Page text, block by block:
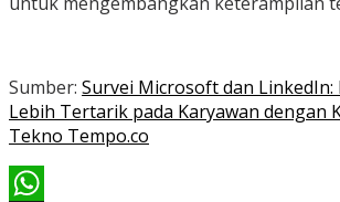
Sumber: Survei Microsoft dan LinkedIn:
Lebih Tertarik pada Karyawan dengan
Tekno Tempo.co